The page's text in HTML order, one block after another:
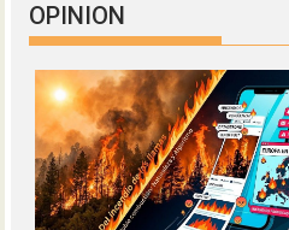
OPINION